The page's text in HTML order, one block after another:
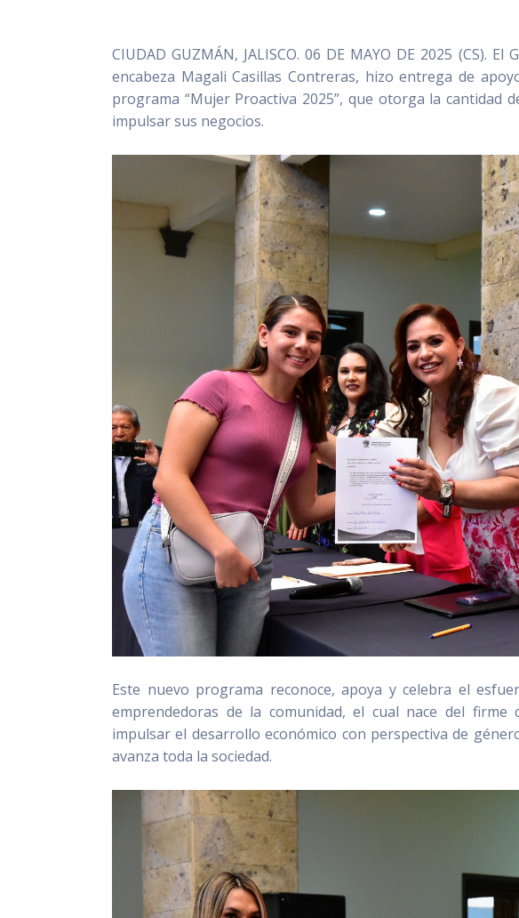
CIUDAD GUZMÁN, JALISCO. 06 DE MAYO DE 2025 (CS).
encabeza Magali Casillas Contreras, hizo entrega de
programa “Mujer Proactiva 2025”, que otorga la cantidad
impulsar sus negocios.
Este nuevo programa reconoce, apoya y celebra el
emprendedoras de la comunidad, el cual nace del
impulsar el desarrollo económico con perspectiva de
avanza toda la sociedad.